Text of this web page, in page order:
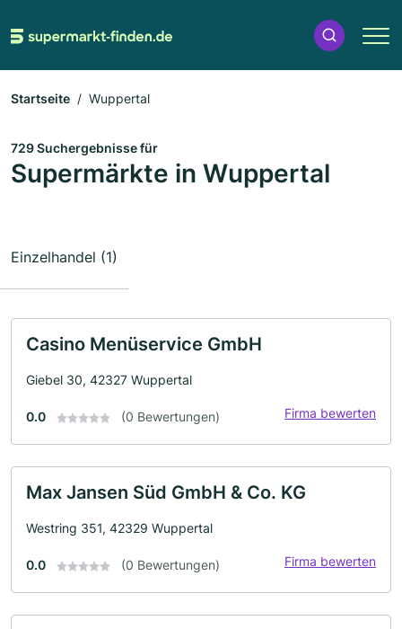
Startseite Wuppertal
729 Suchergebnisse für
Supermärkte in Wuppertal
Einzelhandel (1)
Casino Menüservice GmbH
Giebel 30, 42327 Wuppertal
0.0 (0 Bewertungen) Firma bewerten
Max Jansen Süd GmbH & Co. KG
Westring 351, 42329 Wuppertal
0.0 (0 Bewertungen) Firma bewerten